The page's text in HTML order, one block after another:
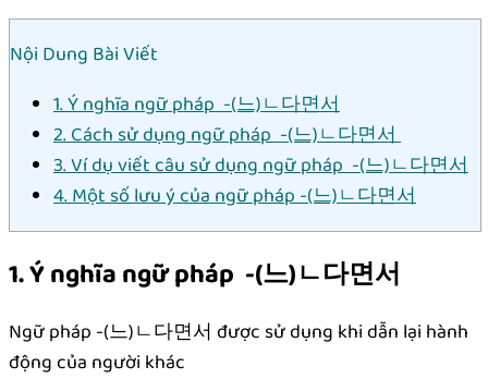
Nội Dung Bài Viết
1. Ý nghĩa ngữ pháp -(느)ㄴ다면서
2. Cách sử dụng ngữ pháp -(느)ㄴ다면서
3. Ví dụ viết câu sử dụng ngữ pháp -(느)ㄴ다면서
4. Một số lưu ý của ngữ pháp -(느)ㄴ다면서
1. Ý nghĩa ngữ pháp -(느)ㄴ다면서
Ngữ pháp -(느)ㄴ다면서 được sử dụng khi dẫn lại hành
động của người khác